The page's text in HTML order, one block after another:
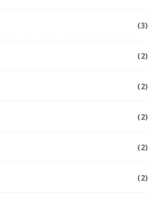
(3)
(2)
(2)
(2)
(2)
(2)